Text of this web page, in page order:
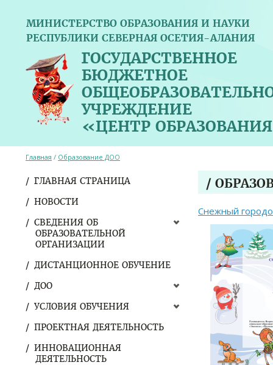
МИНИСТЕРСТВО ОБРАЗОВАНИЯ И НАУКИ
РЕСПУБЛИКИ СЕВЕРНАЯ ОСЕТИЯ-АЛАНИЯ
ГОСУДАРСТВЕННОЕ
БЮДЖЕТНОЕ
УЧРЕЖДЕНИЕ
«ЦЕНТР
ГЛАВНАЯ СТРАНИЦА
НОВОСТИ
СВЕДЕНИЯ ОБ
ОБРАЗОВАТЕЛЬНОЙ
ОРГАНИЗАЦИИ
ДИСТАНЦИОННОЕ ОБУЧЕНИЕ
ДОО
УСЛОВИЯ ОБУЧЕНИЯ
ПРОЕКТНАЯ ДЕЯТЕЛЬНОСТЬ
ИННОВАЦИОННАЯ
ДЕЯТЕЛЬНОСТЬ
Главная / Образование ДОО
/
Снежный